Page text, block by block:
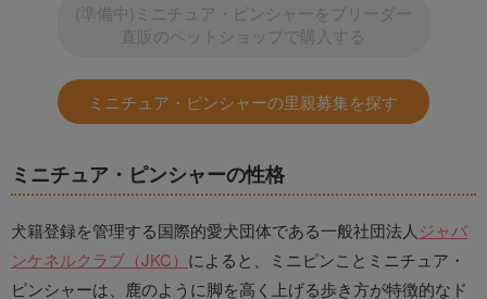
(準備中)ミニチュア・ピンシャーをブリーダー
直販のペットショップで購入する
ミニチュア・ピンシャーの里親募集を探す
ミニチュア・ピンシャーの性格
犬籍登録を管理する国際的愛犬団体である一般社団法人 ジャパ
ンケネルクラブ（JKC） によると、ミニピンことミニチュア・
ピンシャーは、鹿のように脚を高く上げる歩き方が特徴的なド